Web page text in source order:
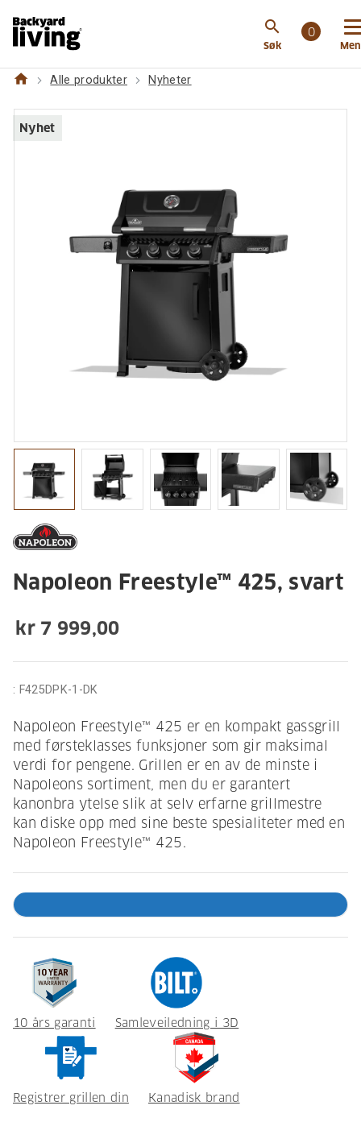
search
Søk
0
freestyletm-425-svart
home Alle produkter Nyheter
Nyhet
Napoleon Freestyle™ 425, svart
kr 7 999,00
: F425DPK-1-DK
Napoleon Freestyle™ 425 er en kompakt gassgrill
med førsteklasses funksjoner som gir maksimal
verdi for pengene. Grillen er en av de minste i
Napoleons sortiment, men du er garantert
kanonbra ytelse slik at selv erfarne grillmestre
kan diske opp med sine beste spesialiteter med en
Napoleon Freestyle™ 425.
10 års garanti Samleveiledning i 3D
Registrer grillen din Kanadisk brand